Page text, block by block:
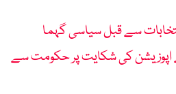
سے قبل سیاسی گہما
کی شکایت پر حکومت سے